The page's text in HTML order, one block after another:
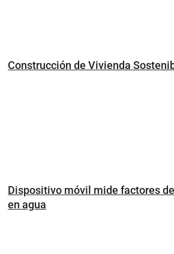
Construcción de Vivienda
Dispositivo móvil mide factores
en agua